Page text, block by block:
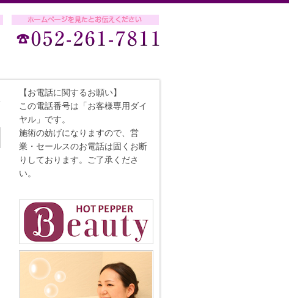
【お電話に関するお願い】
この電話番号は「お客様専用ダイ
ヤル」です。
施術の妨げになりますので、営
業・セールスのお電話は固くお断
りしております。ご了承くださ
い。